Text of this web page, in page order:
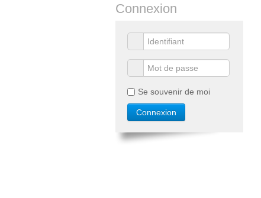
Connexion
Se souvenir de moi